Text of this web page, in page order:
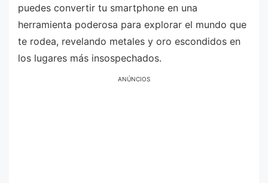
puedes convertir tu smartphone en una
herramienta poderosa para explorar el mundo que
te rodea, revelando metales y oro escondidos en
los lugares más insospechados.
ANÚNCIOS